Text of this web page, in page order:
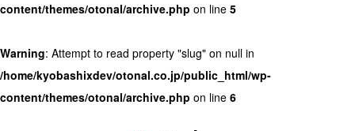
content/themes/otonal/archive.php on line 5
Warning: Attempt to read property "slug" on null in
/home/kyobashixdev/otonal.co.jp/public_html/wp-
content/themes/otonal/archive.php on line 6